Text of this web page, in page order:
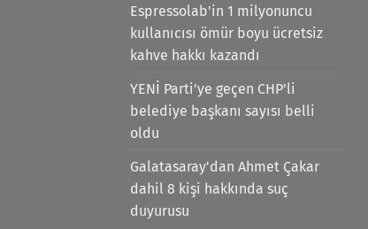
Espressolab'in 1 milyonuncu
kullanıcısı ömür boyu ücretsiz
kahve hakkı kazandı
YENİ Parti'ye geçen CHP'li
belediye başkanı sayısı belli
oldu
Galatasaray'dan Ahmet Çakar
dahil 8 kişi hakkında suç
duyurusu